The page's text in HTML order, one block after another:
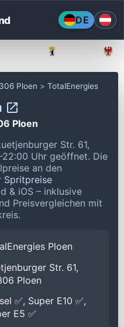
DE
Ploen TotalEnergies
Ploen
Str. 61,
Uhr geöffnet. Die
an den
Spritpreise
& iOS – inklusive
Preisvergleichen mit
Ploen
Str. 61,
Ploen
✅, Super E10 ✅,
E5 ✅